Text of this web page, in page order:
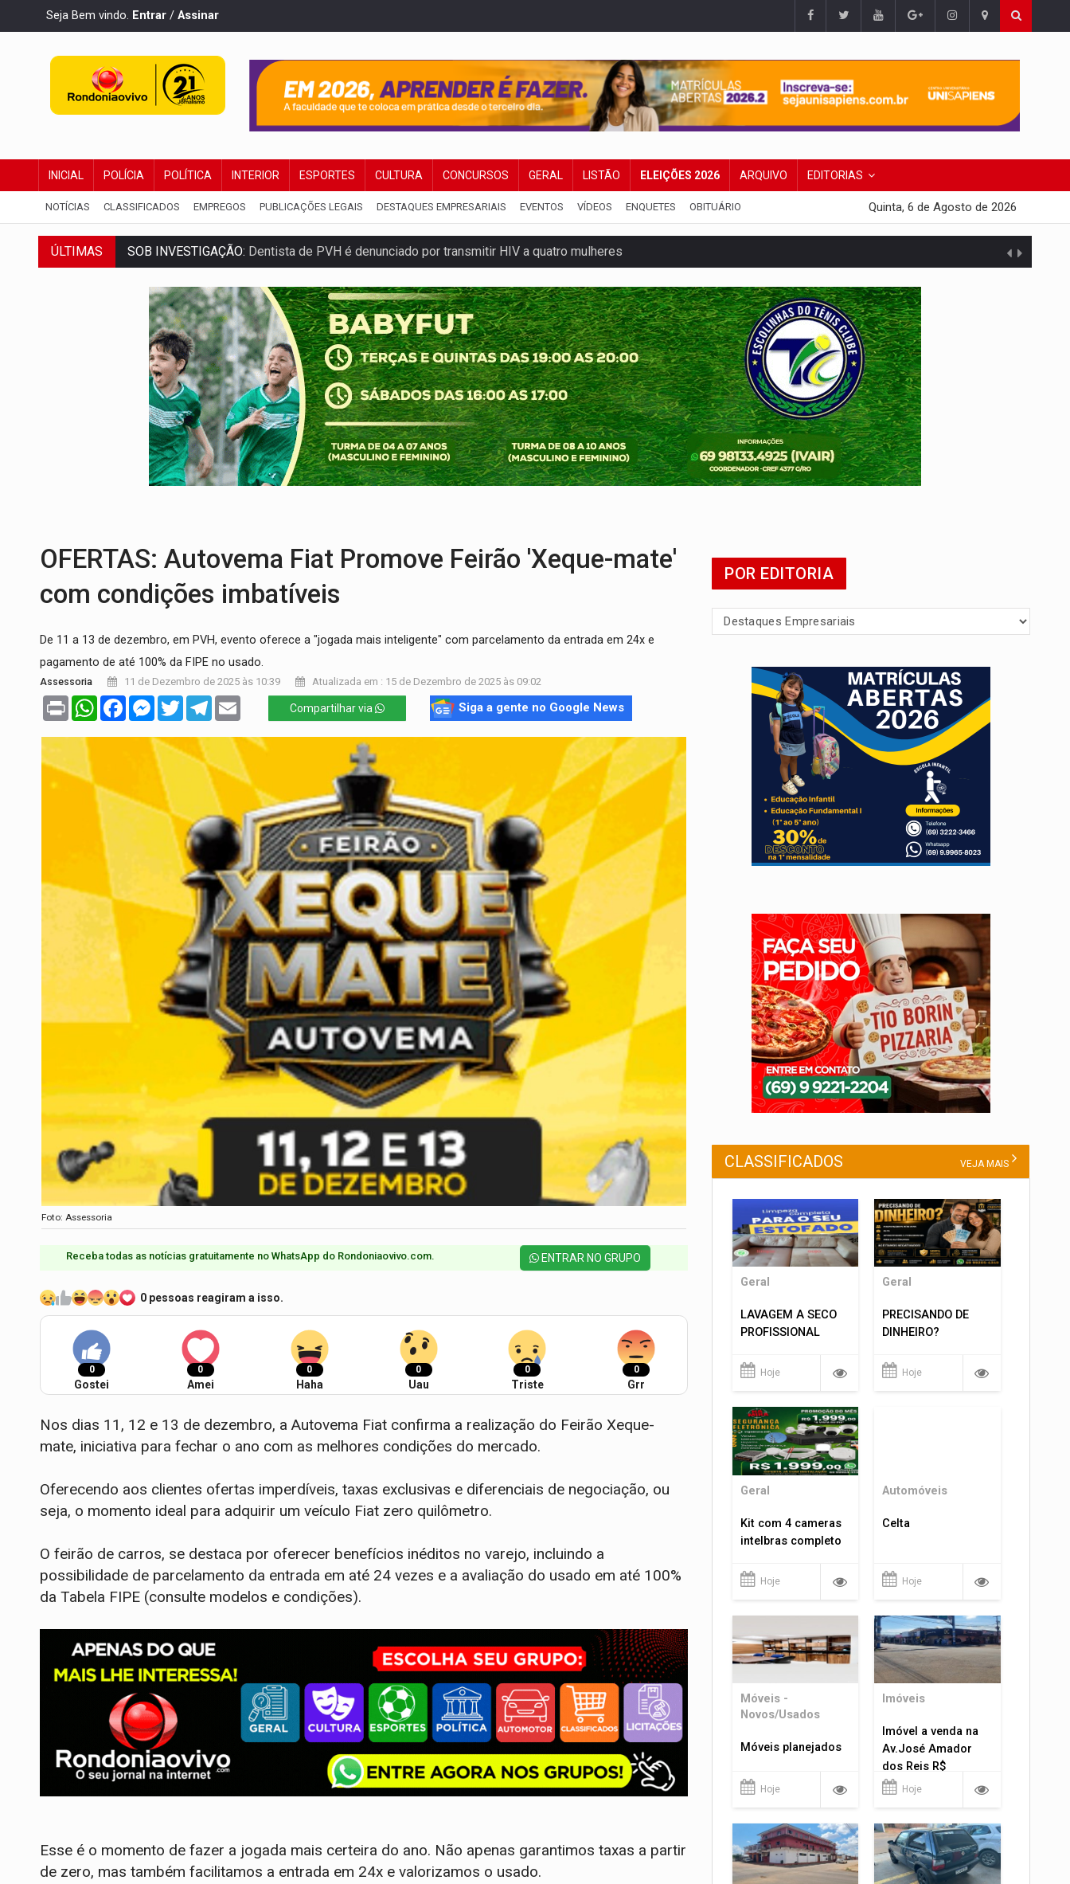
Seja Bem vindo. Entrar / Assinar
INICIAL POLÍCIA POLÍTICA INTERIOR ESPORTES CULTURA CONCURSOS GERAL LISTÃO ELEIÇÕES 2026 ARQUIVO EDITORIAS
NOTÍCIAS CLASSIFICADOS EMPREGOS PUBLICAÇÕES LEGAIS DESTAQUES EMPRESARIAIS EVENTOS VÍDEOS ENQUETES OBITUÁRIO Quinta, 6 de Agosto de 2026
ÚLTIMAS SOB INVESTIGAÇÃO: Dentista de PVH é denunciado por transmitir HIV a quatro mulheres
ESQUEMA DE FRAUDES:Polícia Civil deflagra a terceira fase da Operação Contemplados
ASSESSOR FLAGRADO:Empresa e ONG que recebeu R$ 12 mi em emendas estão no mesmo endereço
INFLUENCIARIA ELEIÇÕES:Justiça Eleitoral manda tirar vídeo com suposta deepfake do ar em RO
CONEXÃO RONDONIAOVIVO:Marcio Barreto, pres. da ABAV-RO, alerta sobre golpes na compra de passagens
DA RECICLAGEM AO SUCESSO: A trajetória de superação de Carlinhos Barbershop
'RIO OMERÊ':MPF pede condenação do Banco do Brasil por financiar atividade pecuária em TI
INFRAESTRUTURA:Vilhena realiza audiência pública sobre modernização da BR-364
OFERTAS: Autovema Fiat Promove Feirão 'Xeque-mate'
com condições imbatíveis
De 11 a 13 de dezembro, em PVH, evento oferece a "jogada mais inteligente" com parcelamento da entrada em 24x e
pagamento de até 100% da FIPE no usado.
Assessoria 11 de Dezembro de 2025 às 10:39 Atualizada em : 15 de Dezembro de 2025 às 09:02
Print WhatsAppFacebookMessenger
TwitterTelegram Compartilhar via Siga a gente no Google News
Foto: Assessoria
Receba todas as notícias gratuitamente no WhatsApp do Rondoniaovivo.com.​ ENTRAR NO GRUPO
0 pessoas reagiram a isso.
0
Gostei
0
Amei
0
Haha
0
Uau
0
Triste
0
Grr
Nos dias 11, 12 e 13 de dezembro, a Autovema Fiat confirma a realização do Feirão Xeque-
mate, iniciativa para fechar o ano com as melhores condições do mercado.
Oferecendo aos clientes ofertas imperdíveis, taxas exclusivas e diferenciais de negociação, ou
seja, o momento ideal para adquirir um veículo Fiat zero quilômetro.
O feirão de carros, se destaca por oferecer benefícios inéditos no varejo, incluindo a
possibilidade de parcelamento da entrada em até 24 vezes e a avaliação do usado em até 100%
da Tabela FIPE (consulte modelos e condições).
Esse é o momento de fazer a jogada mais certeira do ano. Não apenas garantimos taxas a partir
de zero, mas também facilitamos a entrada em 24x e valorizamos o usado.
POR EDITORIA
CLASSIFICADOS VEJA MAIS
Geral
LAVAGEM A SECO
PROFISSIONAL
Hoje
Geral
PRECISANDO DE
DINHEIRO?
Hoje
Geral
Kit com 4 cameras
intelbras completo
Hoje
Automóveis
Celta
Hoje
Móveis -
Novos/Usados
Móveis planejados
Hoje
Imóveis
Imóvel a venda na
Av.José Amador
dos Reis R$
1.400.000
Hoje